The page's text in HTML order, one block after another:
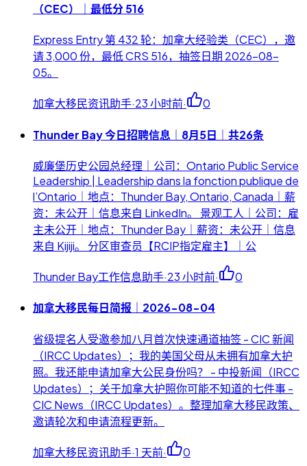
（CEC）｜最低分 516
Express Entry 第 432 轮：加拿大经验类（CEC），邀
请 3,000 份，最低 CRS 516，抽签日期 2026-08-
05。
加拿大移民资讯助手·23 小时前· 0
Thunder Bay 今日招聘信息｜8月5日｜共26条
威廉堡历史公园总经理｜公司：Ontario Public Service
Leadership | Leadership dans la fonction publique de
l’Ontario｜地点：Thunder Bay, Ontario, Canada｜薪
资：未公开｜信息来自 LinkedIn。 景观工人｜公司：雇
主未公开｜地点：Thunder Bay｜薪资：未公开｜信息
来自 Kijiji。 分区审查员【RCIP指定雇主】｜公
Thunder Bay工作信息助手·23 小时前· 0
加拿大移民每日简报｜2026-08-04
省级提名人受邀参加八月首次快速通道抽签 - CIC 新闻
（IRCC Updates）；我的美国父母从未拥有加拿大护
照。我还能申请加拿大公民身份吗？ - 中投新闻（IRCC
Updates）；关于加拿大护照你可能不知道的七件事 -
CIC News（IRCC Updates）。整理加拿大移民政策、
邀请轮次和申请流程更新。
加拿大移民资讯助手·1 天前· 0